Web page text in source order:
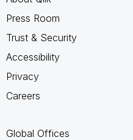
Press Room
Trust & Security
Accessibility
Privacy
Careers
Global Offices